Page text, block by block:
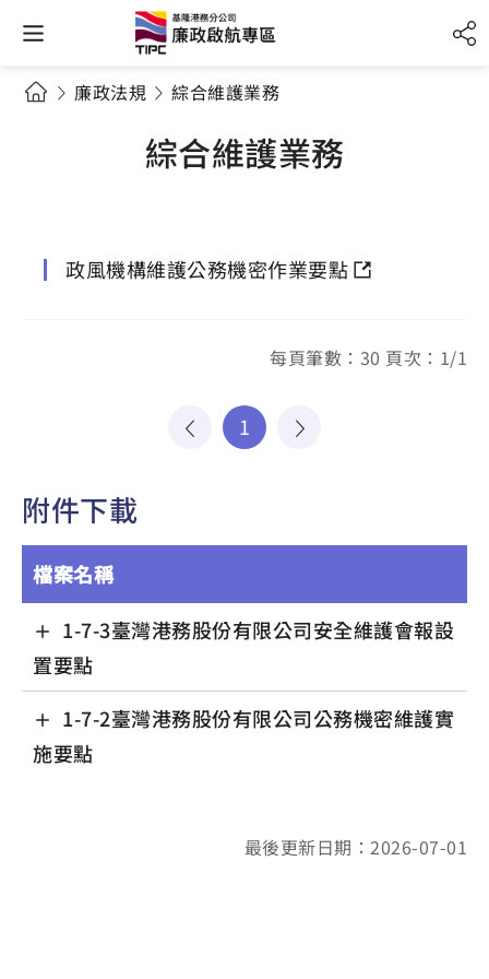
廉政法規 綜合維護業務
綜合維護業務
政風機構維護公務機密作業要點
每頁筆數：30 頁次：1/1
1
附件下載
檔案名稱
1-7-3臺灣港務股份有限公司安全維護會報設
置要點
1-7-2臺灣港務股份有限公司公務機密維護實
施要點
最後更新日期：2026-07-01